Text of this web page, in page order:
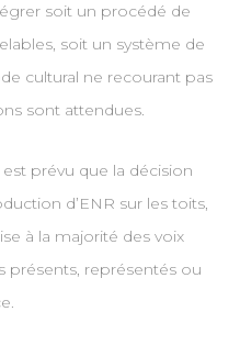
soit un procédé de
soit un système de
cultural ne recourant pas
sont attendues.
prévu que la décision
d’ENR sur les toits,
à la majorité des voix
présents, représentés ou